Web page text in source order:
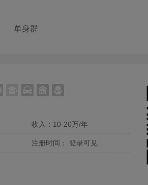
单身群
收入：10-20万/年
注册时间：登录可见